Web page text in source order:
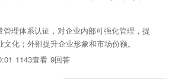
管理体系认证，对企业内部可强化管理，提
化；外部提升企业形象和市场份额。
1143查看 9回答